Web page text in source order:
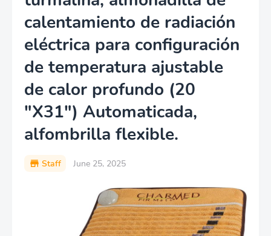
calentamiento de radiación
eléctrica para configuración
de temperatura ajustable
de calor profundo (20
"X31") Automaticada,
alfombrilla flexible.
Staff June 25, 2025